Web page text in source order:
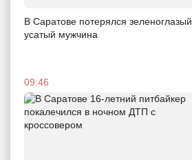
В Саратове потерялся зеленоглазый
усатый мужчина
09:46